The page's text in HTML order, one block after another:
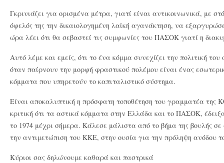
Γκρινιάζει για ορισμένα μέτρα, γιατί είναι αντικοινωνικά, με
όφελός της την δικαιολογημένη λαϊκή αγανάκτηση, να
ώρα λέει ότι θα σεβαστεί τις συμφωνίες του ΠΑΣΟΚ γιατί η
Αυτό λέμε και εμείς, ότι το ένα κόμμα συνεχίζει την πολιτική
όταν παίρνουν την μορφή φραστικού πολέμου είναι ένας
κόμματα που υπηρετούν το καπιταλιστικό σύστημα.
Είναι αποκαλυπτική η πρόσφατη τοποθέτηση του γραμματέα της
κριτική ότι τα αστικά κόμματα στην Ελλάδα και το ΠΑΣΟΚ,
το 1974 μέχρι σήμερα. Κάλεσε μάλιστα από το βήμα της βουλής
την αντιμετώπιση του ΚΚΕ, στην ουσία για την πρόληψη ανόδου
Κύριοι σας δηλώνουμε καθαρά και παστρικά